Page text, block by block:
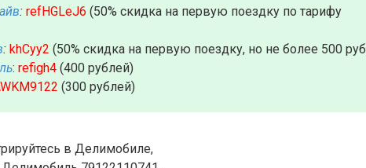
: refHGLeJ6 (50% скидка на первую поездку по тарифу
: khCyy2 (50% скидка на первую поездку, но не более 500
: refigh4 (400 рублей)
(300 рублей)
в Делимобиле,